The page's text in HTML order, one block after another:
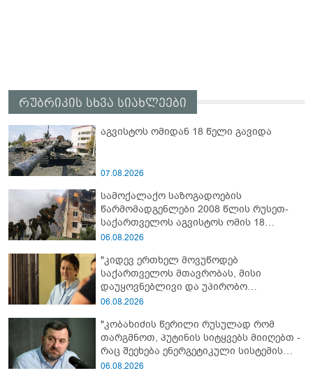
რუბრიკის სხვა სიახლეები
აგვისტოს ომიდან 18 წელი გავიდა
07.08.2026
სამოქალაქო საზოგადოების
წარმომადგენლები 2008 წლის რუსეთ-
საქართველოს აგვისტოს ომის 18
წლისთავთან დაკავშირებით ერთობლივ
06.08.2026
"კიდევ ერთხელ მოვუწოდებ
საქართველოს მთავრობას, მისი
დაუყოვნებლივი და უპირობო
გათავისუფლებისკენ" - რას წერს ეუთო-ს
06.08.2026
"კობახიძის წერილი რუსულად რომ
თარგმნოთ, პუტინის სიტყვებს მიიღებთ -
რაც შეეხება ენერგეტიკული სისტემის
პრობლემას, ნამდვილად ვაპირებ
06.08.2026